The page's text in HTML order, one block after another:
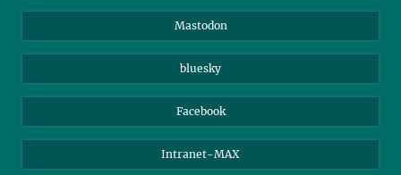
Beutenberg Campus e.V.
Mastodon
bluesky
Facebook
Intranet-MAX